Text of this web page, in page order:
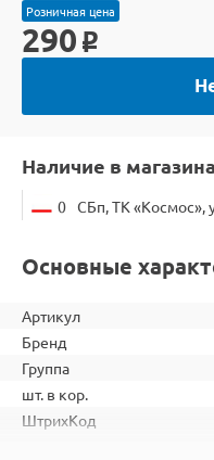
Розничная цена
290 o
Наличие в
0 СБп, ТК «Космос»,
Основные
Артикул
Бренд
Группа
шт. в кор.
ШтрихКод